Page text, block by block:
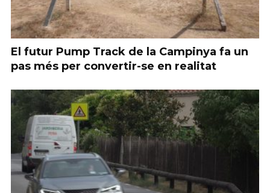
El futur Pump Track de la Campinya fa un
pas més per convertir-se en realitat